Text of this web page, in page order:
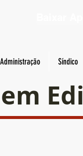
Administração Síndico